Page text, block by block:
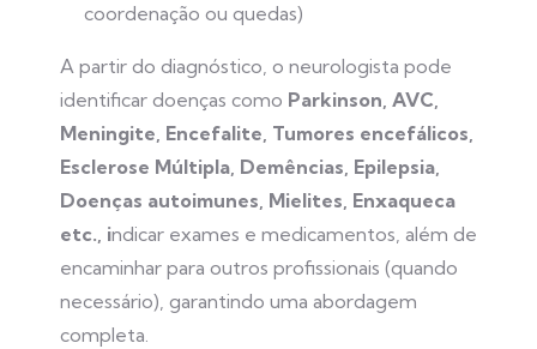
coordenação ou quedas)
A partir do diagnóstico, o neurologista pode
identificar doenças como Parkinson, AVC,
Meningite, Encefalite, Tumores encefálicos,
Esclerose Múltipla, Demências, Epilepsia,
Doenças autoimunes, Mielites, Enxaqueca
etc., indicar exames e medicamentos, além de
encaminhar para outros profissionais (quando
necessário), garantindo uma abordagem
completa.